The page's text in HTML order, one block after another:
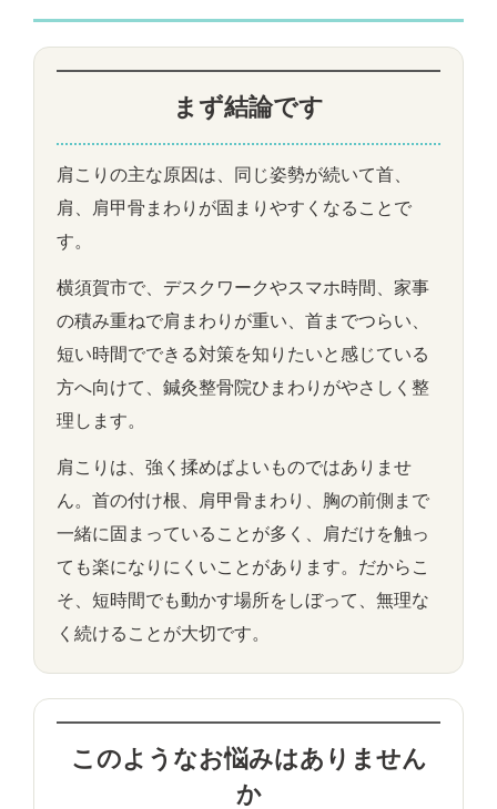
まず結論です
肩こりの主な原因は、同じ姿勢が続いて首、
肩、肩甲骨まわりが固まりやすくなることで
す。
横須賀市で、デスクワークやスマホ時間、家事
の積み重ねで肩まわりが重い、首までつらい、
短い時間でできる対策を知りたいと感じている
方へ向けて、鍼灸整骨院ひまわりがやさしく整
理します。
肩こりは、強く揉めばよいものではありませ
ん。首の付け根、肩甲骨まわり、胸の前側まで
一緒に固まっていることが多く、肩だけを触っ
ても楽になりにくいことがあります。だからこ
そ、短時間でも動かす場所をしぼって、無理な
く続けることが大切です。
このようなお悩みはありません
か